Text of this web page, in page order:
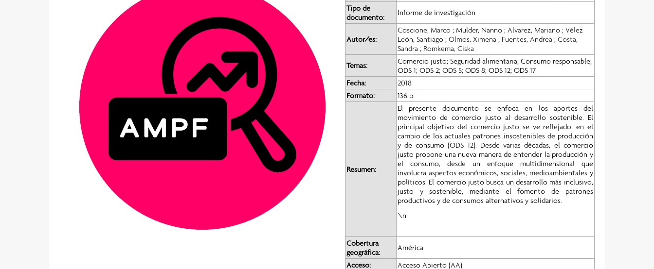
Tipo de
documento:
Informe de investigación
Autor/es:
Coscione, Marco; Mulder, Nanno; Alvarez, Mariano; Vélez
León, Santiago; Olmos, Ximena ; Fuentes, Andrea ; Costa,
Sandra ; Romkema, Ciska
Temas:
Comercio justo; Seguridad alimentaria; Consumo responsable;
ODS 1; ODS 2; ODS 5; ODS 8; ODS 12; ODS 17
Fecha:
2018
Formato:
136 p.
Resumen:
El presente documento se enfoca en los aportes del
movimiento de comercio justo al desarrollo sostenible. El
principal objetivo del comercio justo se ve reflejado, en el
cambio de los actuales patrones insostenibles de producción
y de consumo (ODS 12). Desde varias décadas, el comercio
justo propone una nueva manera de entender la producción y
el consumo, desde un enfoque multidimensional que
involucra aspectos económicos, sociales, medioambientales y
políticos. El comercio justo busca un desarrollo más inclusivo,
justo y sostenible, mediante el fomento de patrones
productivos y de consumos alternativos y solidarios.
\n
Cobertura
geográfica:
América
Acceso:
Acceso Abierto (AA)